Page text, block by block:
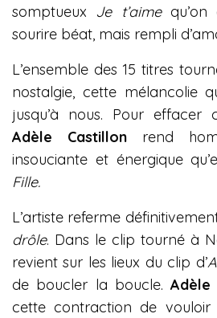
somptueux Je t’aimequ’on
sourire béat, mais rempli
L’ensemble des 15 titres
nostalgie, cette mélancolie
jusqu’à nous. Pour effacer
Adèle Castillon rend
insouciante et énergique
Fille.
L’artiste referme
drôle. Dans le clip tourné à
revient sur les lieux du clip d’
de boucler la boucle.Adèle
cette contraction de vouloir